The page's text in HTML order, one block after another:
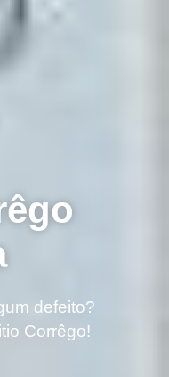
defeito?
Corrêgo!